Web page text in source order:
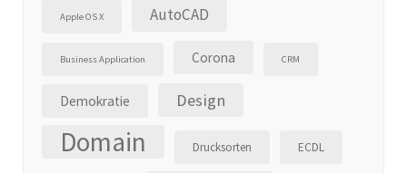
Apple OS X AutoCAD
Business Application Corona CRM
Demokratie Design
Domain Drucksorten ECDL